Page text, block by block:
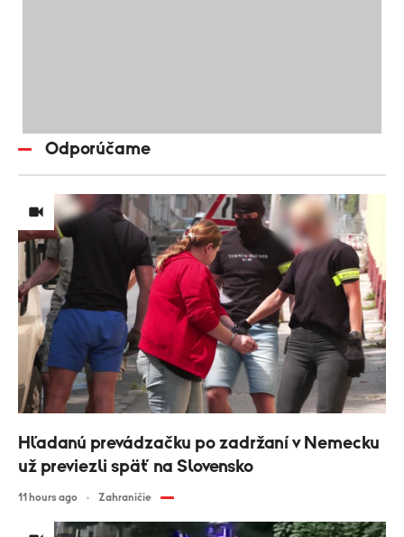
Odporúčame
Hľadanú prevádzačku po zadržaní v Nemecku
už previezli späť na Slovensko
11 hours ago Zahraničie